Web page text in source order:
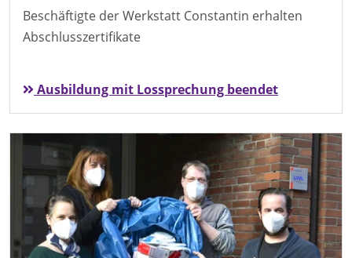
Beschäftigte der Werkstatt Constantin erhalten
Abschlusszertifikate
Ausbildung mit Lossprechung beendet